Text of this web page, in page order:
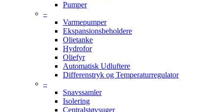
Pumper
–
Varmepumper
Ekspansionsbeholdere
Olietanke
Hydrofor
Oliefyr
Automatisk Udluftere
Differenstryk og Temperaturregulator
–
Snavssamler
Isolering
Centralstøvsuger